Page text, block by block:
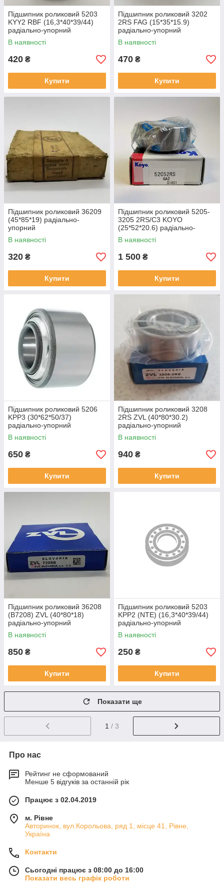
Підшипник роликовий 5203
KYY2 RBF (16,3*40*39/44)
радіально-упорний
В наявності
420 ₴
Купити
Підшипник роликовий 3202
2RS FAG (15*35*15.9)
радіально-упорний
В наявності
470 ₴
Купити
Підшипник роликовий 36209
(45*85*19) радіально-
упорний
В наявності
320 ₴
Купити
Підшипник роликовий 5205-
3205 2RS/C3 KOYO
(25*52*20.6) радіально-
упорний
В наявності
1 500 ₴
Купити
Підшипник роликовий 5206
KPP3 (30*62*50/37)
радіально-упорний
В наявності
650 ₴
Купити
Підшипник роликовий 3208
2RS ZVL (40*80*30.2)
радіально-упорний
В наявності
940 ₴
Купити
Підшипник роликовий 36208
(B7208) ZVL (40*80*18)
радіально-упорний
В наявності
850 ₴
Купити
Підшипник роликовий 5203
KPP2 (NTE) (16,3*40*39/44)
радіально-упорний
В наявності
250 ₴
Купити
Показати ще
1 / 3
Про нас
Рейтинг не сформований
Менше 5 відгуків за останній рік
Працює з 02.04.2019
м. Рівне
Авторинок, вул.Корольова, ряд 1, місце 41, Рівне,
Україна
Контакти
Сьогодні працює з 08:00 до 16:00
Показати весь графік роботи